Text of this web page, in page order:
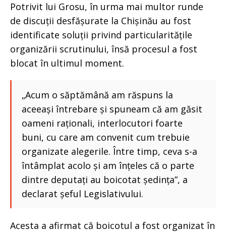
Potrivit lui Grosu, în urma mai multor runde
de discuții desfășurate la Chișinău au fost
identificate soluții privind particularitățile
organizării scrutinului, însă procesul a fost
blocat în ultimul moment.
„Acum o săptămână am răspuns la
aceeași întrebare și spuneam că am găsit
oameni raționali, interlocutori foarte
buni, cu care am convenit cum trebuie
organizate alegerile. Între timp, ceva s-a
întâmplat acolo și am înțeles că o parte
dintre deputați au boicotat ședința”, a
declarat șeful Legislativului.
Acesta a afirmat că boicotul a fost organizat în